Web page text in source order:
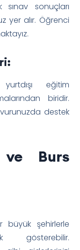
sınav sonuçları
yer alır. Öğrenci
eğitim
biridir.
destek
ve Burs
büyük şehirlerle
gösterebilir.